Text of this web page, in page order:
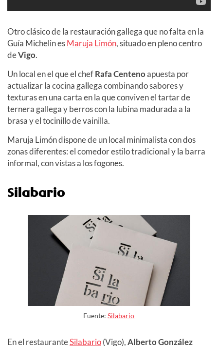
Otro clásico de la restauración gallega que no falta en la
Guía Michelin esMaruja Limón, situado en pleno centro
deVigo.
Un local en el que el chefRafa Centenoapuesta por
actualizar la cocina gallega combinando sabores y
texturas en una carta en la que conviven el tartar de
ternera gallega y berros con la lubina madurada a la
brasa y el tocinillo de vainilla.
Maruja Limón dispone de un local minimalista con dos
zonas diferentes: el comedor estilo tradicional y la barra
informal, con vistas a los fogones.
Silabario
Fuente:Silabario
En el restauranteSilabario(Vigo),Alberto González